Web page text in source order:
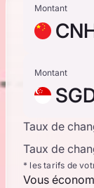
Montant
Montant
Taux de
Taux de
* les tarifs de
Vous